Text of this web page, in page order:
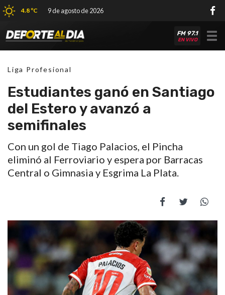
4.8 ºC 9 de agosto de 2026
FM 97.1
EN VIVO
Liga Profesional
Estudiantes ganó en Santiago
del Estero y avanzó a
semifinales
Con un gol de Tiago Palacios, el Pincha
eliminó al Ferroviario y espera por Barracas
Central o Gimnasia y Esgrima La Plata.